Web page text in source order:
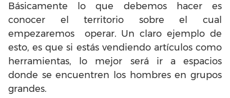
Básicamente lo que debemos hacer es
conocer el territorio sobre el cual
empezaremos operar. Un claro ejemplo de
esto, es que si estás vendiendo artículos como
herramientas, lo mejor será ir a espacios
donde se encuentren los hombres en grupos
grandes.